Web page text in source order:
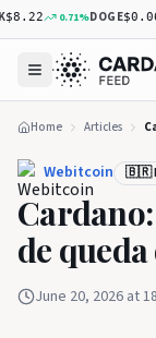
0.71 %DOGE
Home Articles
Webitcoin 🇧🇷
de
June 20, 2026 at